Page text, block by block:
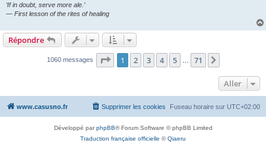
‘If in doubt, serve more ale.’
— First lesson of the rites of healing
Répondre
1060 messages Page 1sur71
1 2 3 4 5 … 71
Aller
www.casusno.fr Fuseau horaire sur UTC+02:00
Supprimer les cookies
Développé parphpBB® Forum Software © phpBB Limited
Traduction française officielle ©Qiaeru